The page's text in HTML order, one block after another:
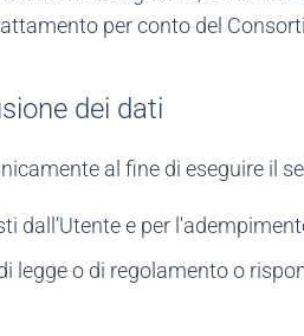
per conto del
dei dati
al fine di eseguire il
dall’Utente e per
legge o di regolamento o